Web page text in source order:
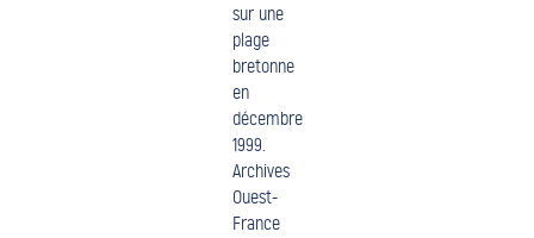
sur une
plage
bretonne
en
décembre
1999.
Archives
Ouest-
France